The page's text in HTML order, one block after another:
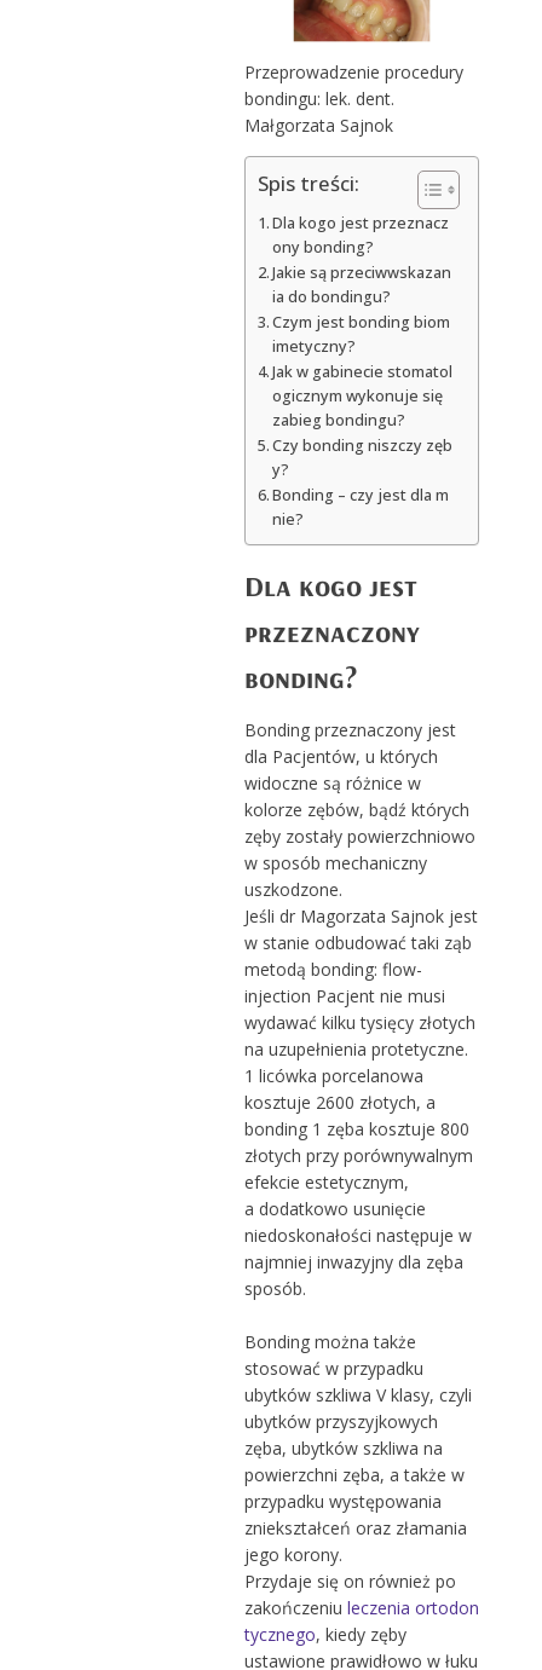
Przeprowadzenie procedury
bondingu: lek. dent.
Małgorzata Sajnok
Spis treści:
Dla kogo jest przeznacz
ony bonding?
Jakie są przeciwwskazan
ia do bondingu?
Czym jest bonding biom
imetyczny?
Jak w gabinecie stomatol
ogicznym wykonuje się
zabieg bondingu?
Czy bonding niszczy zęb
y?
Bonding – czy jest dla m
nie?
Dla kogo jest
przeznaczony
bonding?
Bonding przeznaczony jest
dla Pacjentów, u których
widoczne są różnice w
kolorze zębów, bądź których
zęby zostały powierzchniowo
w sposób mechaniczny
uszkodzone.
Jeśli dr Magorzata Sajnok jest
w stanie odbudować taki ząb
metodą bonding: flow-
injection Pacjent nie musi
wydawać kilku tysięcy złotych
na uzupełnienia protetyczne.
1 licówka porcelanowa
kosztuje 2600 złotych, a
bonding 1 zęba kosztuje 800
złotych przy porównywalnym
efekcie estetycznym,
a dodatkowo usunięcie
niedoskonałości następuje w
najmniej inwazyjny dla zęba
sposób.
Bonding można także
stosować w przypadku
ubytków szkliwa V klasy, czyli
ubytków przyszyjkowych
zęba, ubytków szkliwa na
powierzchni zęba, a także w
przypadku występowania
zniekształceń oraz złamania
jego korony.
Przydaje się on również po
zakończeniu leczenia ortodon
tycznego, kiedy zęby
ustawione prawidłowo w łuku